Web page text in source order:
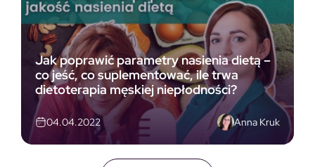
Jak poprawić parametry nasienia dietą –
co jeść, co suplementować, ile trwa
dietoterapia męskiej niepłodności?
04.04.2022 Anna Kruk